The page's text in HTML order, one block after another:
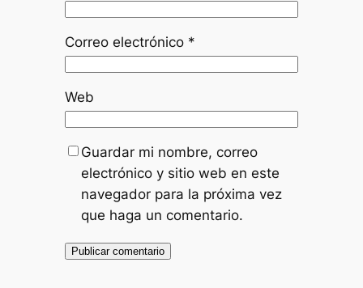
Correo electrónico *
Web
Guardar mi nombre, correo
electrónico y sitio web en este
navegador para la próxima vez
que haga un comentario.